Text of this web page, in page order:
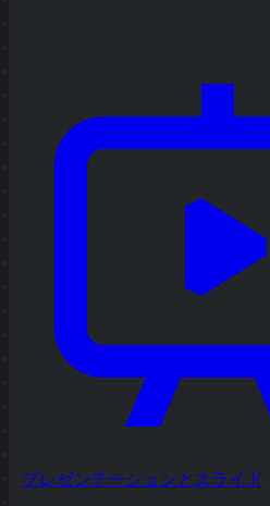
プレゼンテーションとスライド